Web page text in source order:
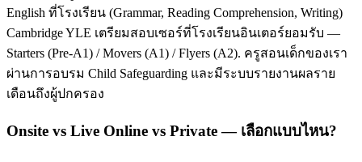
English ที่โรงเรียน (Grammar, Reading Comprehension, Writing)
Cambridge YLE เตรียมสอบเซอร์ที่โรงเรียนอินเตอร์ยอมรับ —
Starters (Pre-A1) / Movers (A1) / Flyers (A2). ครูสอนเด็กของเรา
ผ่านการอบรม Child Safeguarding และมีระบบรายงานผลราย
เดือนถึงผู้ปกครอง
Onsite vs Live Online vs Private — เลือกแบบไหน?